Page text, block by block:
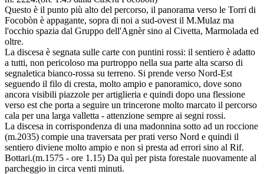
Questo è il punto più alto del percorso, il panorama verso le Torri di
Focobòn è appagante, sopra di noi a sud-ovest il M.Mulaz ma
l'occhio spazia dal Gruppo dell'Agnèr sino al Civetta, Marmolada ed
oltre.
La discesa è segnata sulle carte con puntini rossi: il sentiero è adatto
a tutti, non pericoloso ma purtroppo nella sua parte alta scarso di
segnaletica bianco-rossa su terreno. Si prende verso Nord-Est
seguendo il filo di cresta, molto ampio e panoramico, dove sono
ancora visibili piazzole per artiglieria e quindi dopo una flessione
verso est che porta a seguire un trincerone molto marcato il percorso
cala per una larga valletta - attenzione sempre ai segni rossi.
La discesa in corrispondenza di una madonnina sotto ad un roccione
(m.2035) compie una traversata per prati verso Nord e quindi il
sentiero diviene molto ampio e non si presta ad errori sino al Rif.
Bottari.(m.1575 - ore 1.15) Da quì per pista forestale nuovamente al
parcheggio in circa venti minuti.